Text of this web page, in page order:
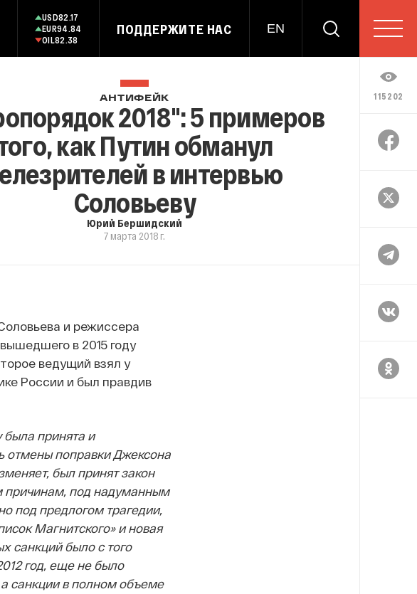
USD82.17
EUR94.84
OIL82.38
ПОДДЕРЖИТЕ НАС EN
115202
АНТИФЕЙК
2018": 5 примеров
как Путин обманул
в интервью
Соловьеву
Юрий Бершидский
7 марта 2018 г.
и режиссера
в 2015 году
ведущий взял у
России и был правдив
была принята и
отмены поправки Джексона
был принят закон
причинам, под надуманным
под предлогом трагедии,
Магнитского» и новая
санкций было с того
год, еще не было
санкции в полном объеме